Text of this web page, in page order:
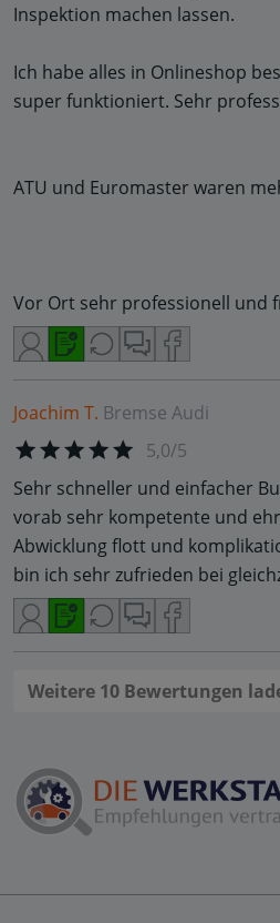
Inspektion machen lassen.
Ich habe alles in Onlineshop
super funktioniert. Sehr
ATU und Euromaster waren
Vor Ort sehr professionell und
Joachim T. Bremse Audi
5,0/5
Sehr schneller und einfacher
vorab sehr kompetente und
Abwicklung flott und
bin ich sehr zufrieden bei
Weitere 10 Bewertungen